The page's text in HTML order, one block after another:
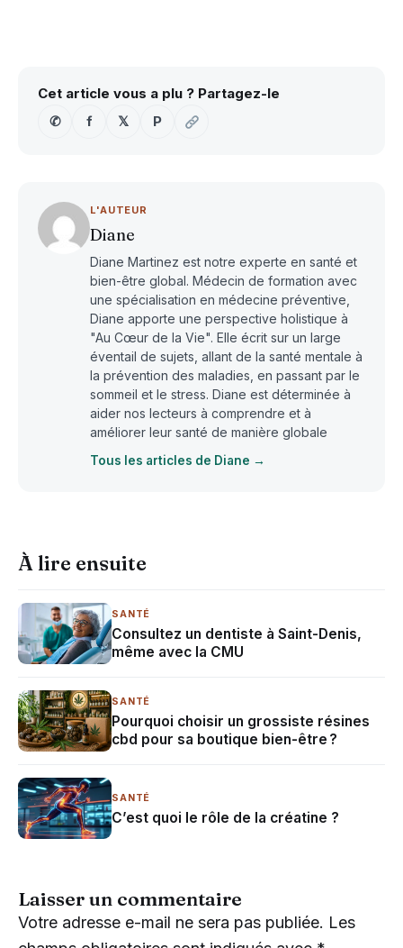
Cet article vous a plu ? Partagez-le
✆
f 𝕏 P
L'AUTEUR
Diane
Diane Martinez est notre experte en santé et
bien-être global. Médecin de formation avec
une spécialisation en médecine préventive,
Diane apporte une perspective holistique à
"Au Cœur de la Vie". Elle écrit sur un large
éventail de sujets, allant de la santé mentale à
la prévention des maladies, en passant par le
sommeil et le stress. Diane est déterminée à
aider nos lecteurs à comprendre et à
améliorer leur santé de manière globale
Tous les articles de Diane →
À lire ensuite
SANTÉ
Consultez un dentiste à Saint-Denis,
même avec la CMU
SANTÉ
Pourquoi choisir un grossiste résines
cbd pour sa boutique bien-être ?
SANTÉ
C’est quoi le rôle de la créatine ?
Laisser un commentaire
Votre adresse e-mail ne sera pas publiée. Les